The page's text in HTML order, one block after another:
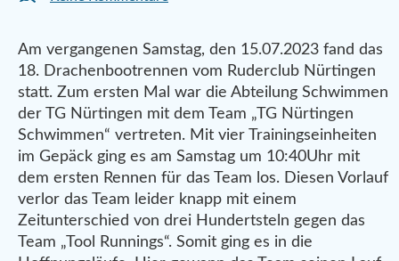
Am vergangenen Samstag, den 15.07.2023 fand das
18. Drachenbootrennen vom Ruderclub Nürtingen
statt. Zum ersten Mal war die Abteilung Schwimmen
der TG Nürtingen mit dem Team „TG Nürtingen
Schwimmen“ vertreten. Mit vier Trainingseinheiten
im Gepäck ging es am Samstag um 10:40Uhr mit
dem ersten Rennen für das Team los. Diesen Vorlauf
verlor das Team leider knapp mit einem
Zeitunterschied von drei Hundertsteln gegen das
Team „Tool Runnings“. Somit ging es in die